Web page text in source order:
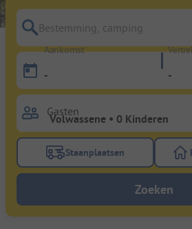
Bestemming, camping
Aankomst
- -
Gasten
Gebruik de filterknop
Staanplaatsen
Zoeken